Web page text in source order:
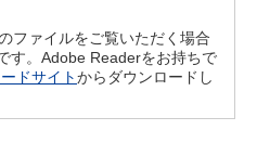
ファイルをご覧いただく場合
す。Adobe Readerをお持ちで
ドサイトからダウンロードし